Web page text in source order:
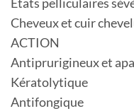
Etats pelliculaires
Cheveux et cuir
ACTION
Antiprurigineux et
Kératolytique
Antifongique